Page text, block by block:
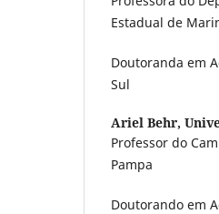
Estadual de
Doutoranda em
Sul
Ariel Behr,
Professor do
Pampa
Doutorando em